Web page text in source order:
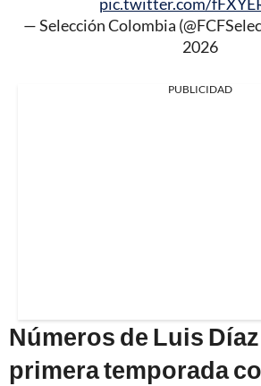
— Selección Colombia
2026
PUBLICIDAD
Números de Luis
primera temporada